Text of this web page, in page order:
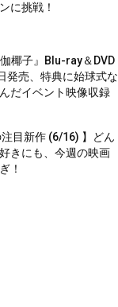
に挑戦！
伽椰子』Blu-ray＆DVD
発売、特典に始球式な
だイベント映像収録
注目新作 (6/16) 】どん
きにも、今週の映画
！